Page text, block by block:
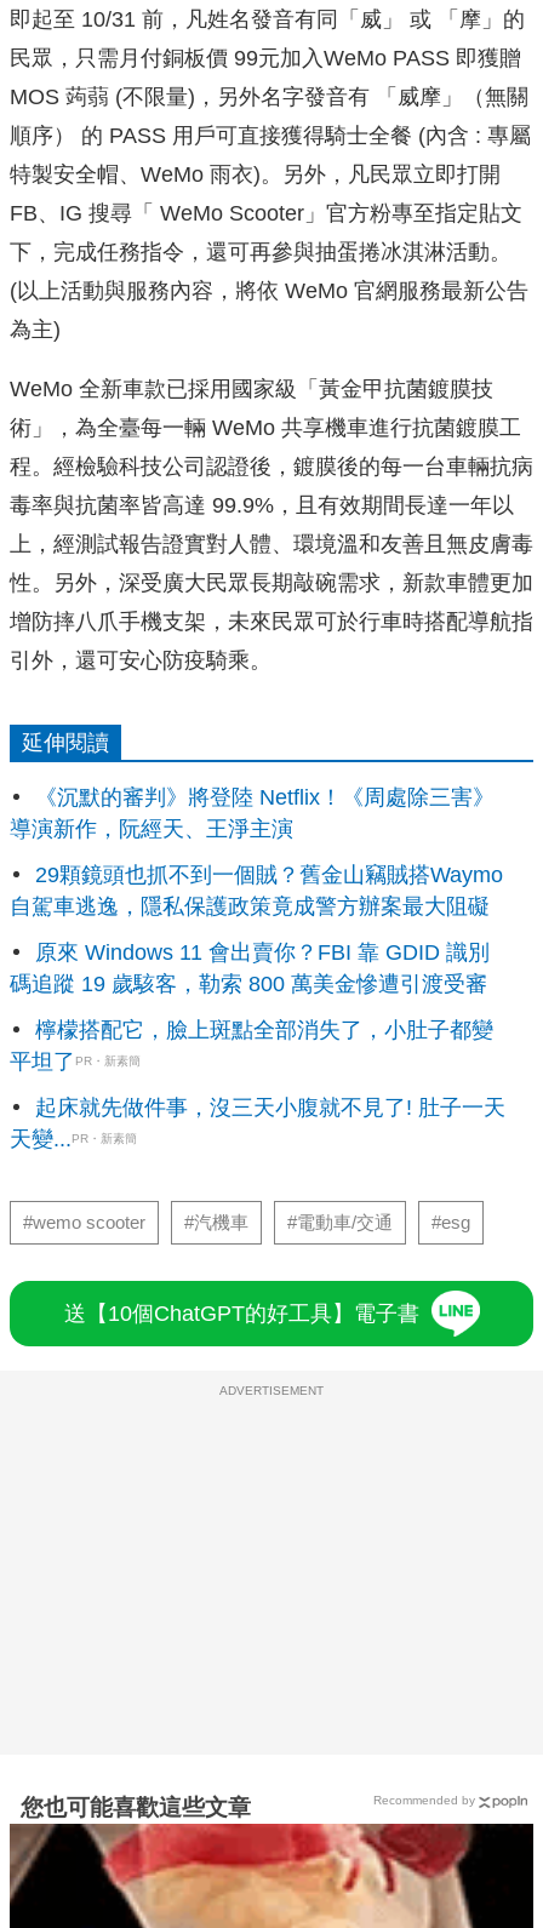
即起至 10/31 前，凡姓名發音有同「威」 或 「摩」的
民眾，只需月付銅板價 99元加入WeMo PASS 即獲贈
MOS 蒟蒻 (不限量)，另外名字發音有 「威摩」（無關
順序） 的 PASS 用戶可直接獲得騎士全餐 (內含 : 專屬
特製安全帽、WeMo 雨衣)。另外，凡民眾立即打開
FB、IG 搜尋「 WeMo Scooter」官方粉專至指定貼文
下，完成任務指令，還可再參與抽蛋捲冰淇淋活動。
(以上活動與服務內容，將依 WeMo 官網服務最新公告
為主)
WeMo 全新車款已採用國家級「黃金甲抗菌鍍膜技
術」，為全臺每一輛 WeMo 共享機車進行抗菌鍍膜工
程。經檢驗科技公司認證後， 鍍膜後的每一台車輛抗病
毒率與抗菌率皆高達 99.9%，且有效期間長達一年以
上，經測試報告證實對人體、 環境溫和友善且無皮膚毒
性。另外，深受廣大民眾長期敲碗需求， 新款車體更加
增防摔八爪手機支架， 未來民眾可於行車時搭配導航指
引外，還可安心防疫騎乘。
延伸閱讀
《沉默的審判》將登陸 Netflix！《周處除三害》
導演新作，阮經天、王淨主演
29顆鏡頭也抓不到一個賊？舊金山竊賊搭Waymo
自駕車逃逸，隱私保護政策竟成警方辦案最大阻礙
原來 Windows 11 會出賣你？FBI 靠 GDID 識別
碼追蹤 19 歲駭客，勒索 800 萬美金慘遭引渡受審
檸檬搭配它，臉上斑點全部消失了，小肚子都變
平坦了 PR・新素簡
起床就先做件事，沒三天小腹就不見了! 肚子一天
天變...PR・新素簡
#wemo scooter #汽機車 #電動車/交通 #esg
送【10個ChatGPT的好工具】電子書
ADVERTISEMENT
您也可能喜歡這些文章 Recommended by